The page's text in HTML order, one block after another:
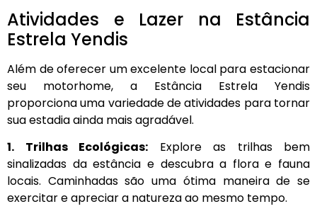
Atividades e Lazer na Estância
Estrela Yendis
Além de oferecer um excelente local para estacionar
seu motorhome, a Estância Estrela Yendis
proporciona uma variedade de atividades para tornar
sua estadia ainda mais agradável.
1. Trilhas Ecológicas: Explore as trilhas bem
sinalizadas da estância e descubra a flora e fauna
locais. Caminhadas são uma ótima maneira de se
exercitar e apreciar a natureza ao mesmo tempo.